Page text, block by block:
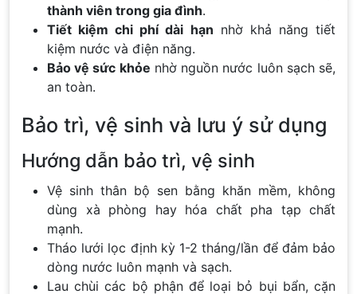
thành viên trong gia đình.
Tiết kiệm chi phí dài hạn nhờ khả năng tiết
kiệm nước và điện năng.
Bảo vệ sức khỏe nhờ nguồn nước luôn sạch sẽ,
an toàn.
Bảo trì, vệ sinh và lưu ý sử dụng
Hướng dẫn bảo trì, vệ sinh
Vệ sinh thân bộ sen bằng khăn mềm, không
dùng xà phòng hay hóa chất pha tạp chất
mạnh.
Tháo lưới lọc định kỳ 1-2 tháng/lần để đảm bảo
dòng nước luôn mạnh và sạch.
Lau chùi các bộ phận để loại bỏ bụi bẩn, cặn